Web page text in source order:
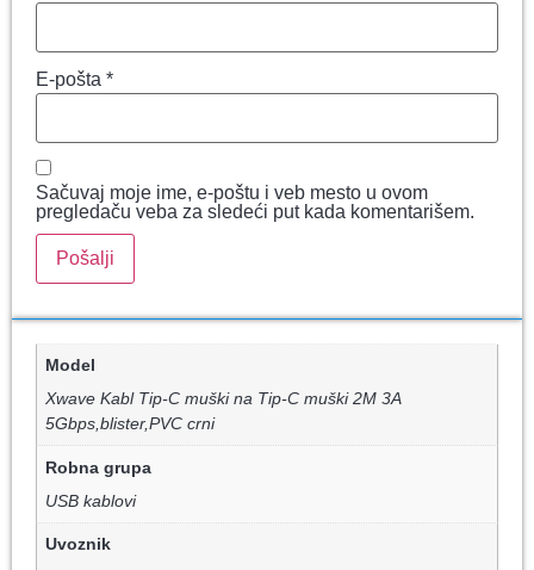
E-pošta *
Sačuvaj moje ime, e-poštu i veb mesto u ovom
pregledaču veba za sledeći put kada komentarišem.
Model
Xwave Kabl Tip-C muški na Tip-C muški 2M 3A
5Gbps,blister,PVC crni
Robna grupa
USB kablovi
Uvoznik